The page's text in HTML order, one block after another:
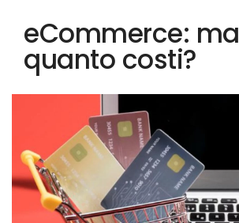
eCommerce: ma
quanto costi?